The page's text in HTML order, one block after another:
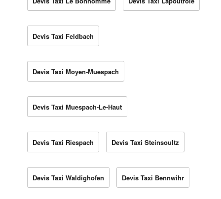
Devis Taxi Feldbach
Devis Taxi Moyen-Muespach
Devis Taxi Muespach-Le-Haut
Devis Taxi Riespach Devis Taxi Steinsoultz
Devis Taxi Waldighofen Devis Taxi Bennwihr